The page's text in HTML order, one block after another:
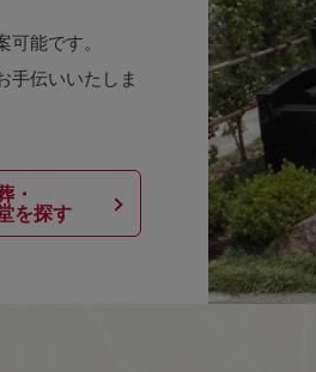
能です。
手伝いいたしま
・
を探す